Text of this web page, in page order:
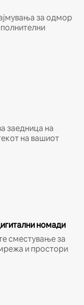
за одмор
заедница на
на вашиот
номади
сместување за
и простори